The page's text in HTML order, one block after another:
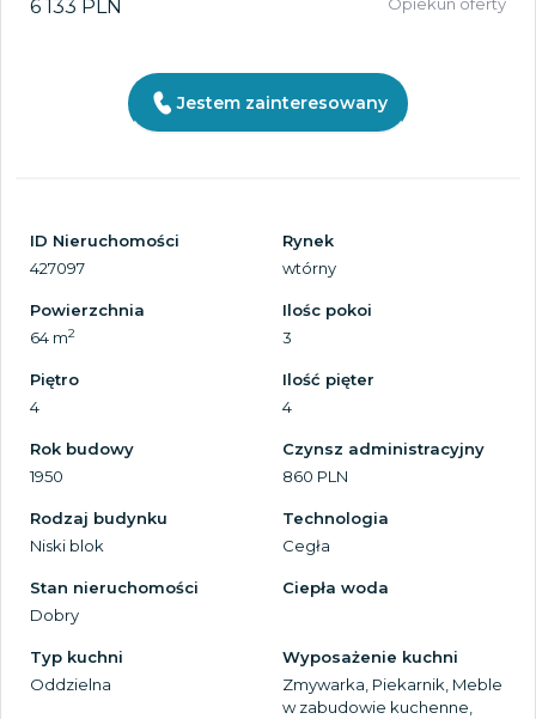
6 133 PLN
Jestem zainteresowany
ID Nieruchomości
427097
Rynek
wtórny
Powierzchnia
64 m2
Ilośc pokoi
3
Piętro
4
Ilość pięter
4
Rok budowy
1950
Czynsz administracyjny
860 PLN
Rodzaj budynku
Niski blok
Technologia
Cegła
Stan nieruchomości
Dobry
Ciepła woda
Typ kuchni
Oddzielna
Wyposażenie kuchni
Zmywarka, Piekarnik, Meble
w zabudowie kuchenne,